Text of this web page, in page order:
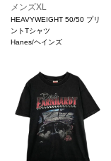
メンズXL
HEAVYWEIGHT 50/50 プリ
ントTシャツ
Hanes/ヘインズ